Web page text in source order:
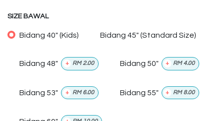
SIZE BAWAL
Bidang 40" (Kids) Bidang 45" (Standard Size)
Bidang 48" + RM2.00 Bidang 50" + RM 4.00
Bidang 53" + RM 6.00 Bidang 55" + RM 8.00